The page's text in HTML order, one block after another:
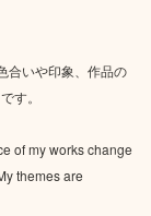
合いや印象、作品の
す。
of my works change
themes are